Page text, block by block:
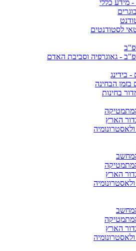
מידע כללי
לסטודנטים
- גאוגרפיה וסביבת האדם
בידינג
בזמן הבחינה
בחינות
הארץ
הארץ
הארץ